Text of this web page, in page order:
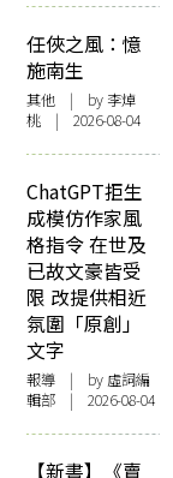
任俠之風：憶
施南生
其他 | by 李焯
桃 | 2026-08-04
ChatGPT拒生
成模仿作家風
格指令 在世及
已故文豪皆受
限 改提供相近
氛圍「原創」
文字
報導 | by 虛詞編
輯部 | 2026-08-04
【新書】《賣